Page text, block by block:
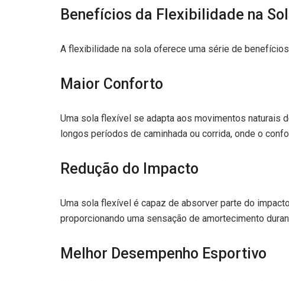
Benefícios da Flexibilidade na
A flexibilidade na sola oferece uma série de
Maior Conforto
Uma sola flexível se adapta aos movimentos naturais
longos períodos de caminhada ou corrida, onde o
Redução do Impacto
Uma sola flexível é capaz de absorver parte do
proporcionando uma sensação de amortecimento
Melhor Desempenho Esportivo